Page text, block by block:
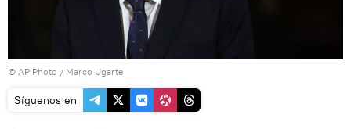
© AP Photo / Marco Ugarte
Síguenos en